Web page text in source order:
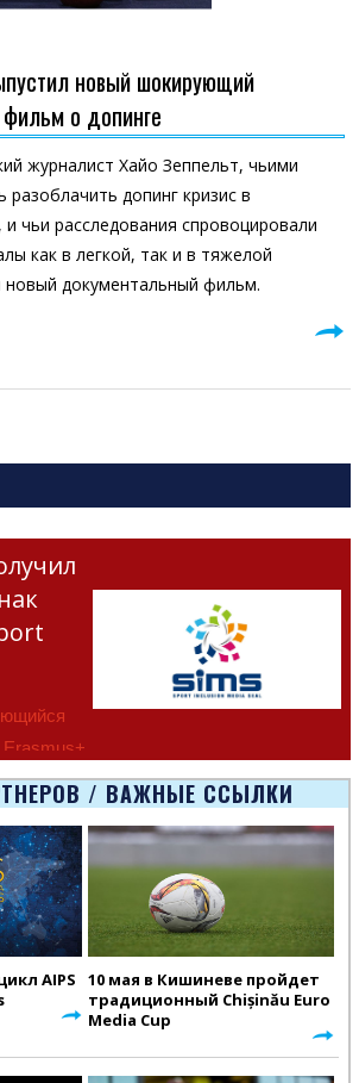
новый шокирующий
о допинге
журналист Хайо Зеппельт, чьими
разоблачить допинг кризис в
чьи расследования спровоцировали
как в легкой, так и в тяжелой
новый документальный фильм.
/ ВАЖНЫЕ ССЫЛКИ
AIPS
10 мая в Кишиневе пройдет
традиционный Chișinău Euro
Media Cup